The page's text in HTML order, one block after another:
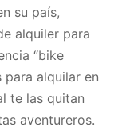
su país,
alquiler para
“bike
para alquilar en
te las quitan
aventureros.